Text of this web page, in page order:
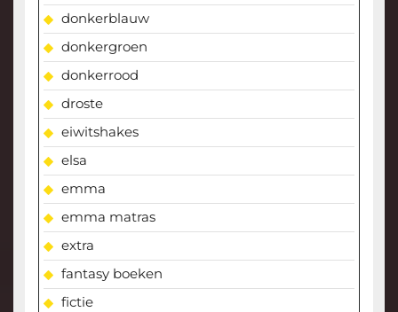
donkerblauw
donkergroen
donkerrood
droste
eiwitshakes
elsa
emma
emma matras
extra
fantasy boeken
fictie